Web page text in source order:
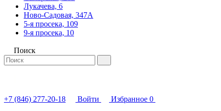
Лукачева, 6
Ново-Садовая, 347А
5-я просека, 109
9-я просека, 10
Поиск
+7 (846) 277-20-18 Войти Избранное 0